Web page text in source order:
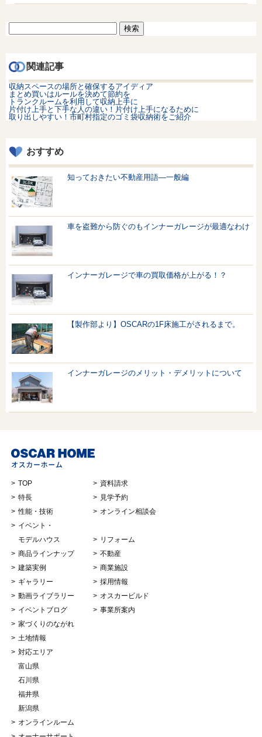
関連記事
収納スペースの場所と確保するアイディア
まとめ買いはルールを決めて節約を
トランクルームを利用して収納上手に
片付け上手と下手な人の違い！片付け上手になるために
取り出しやすい！市町村指定のゴミ袋収納術をご紹介
おすすめ
知っておきたい不動産用語—一般編
車を盗難から防ぐのもインナーガレージが最適なわけ
インナーガレージで車の買取価格が上がる！？
【製作部より】OSCARの1F床施工がされるまで。
インナーガレージのメリット・デメリットについて
TOP
特長
性能・技術
イベント・
モデルハウス
商品ラインナップ
建築実例
ギャラリー
動画ライブラリー
イベントブログ
家づくりのながれ
土地情報
対応エリア
富山県
石川県
福井県
新潟県
オンラインルーム
資料請求
見学予約
オンライン相談会
リフォーム
不動産
商業施設
採用情報
オスカービルド
事業所案内